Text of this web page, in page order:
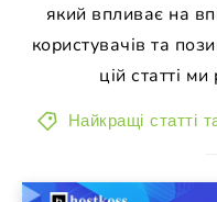
який впливає на
користувачів та
цій статті
Найкращі статті